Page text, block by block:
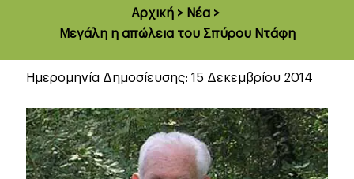
Αρχική > Νέα >
Μεγάλη η απώλεια του Σπύρου Ντάφη
Ημερομηνία Δημοσίευσης: 15 Δεκεμβρίου 2014